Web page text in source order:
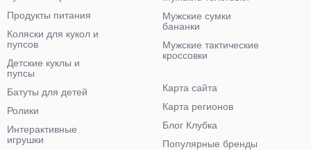
Мужские сумки
бананки
Мужские тактические
кроссовки
Продукты питания
Коляски для кукол и
пупсов
Детские куклы и
пупсы
Батуты для детей
Ролики
Интерактивные
игрушки
Карта сайта
Карта регионов
Блог Клубка
Популярные бренды